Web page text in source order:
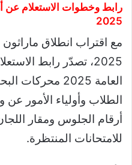
رابط وخطوات الاستعلام عن
2025
مع اقتراب انطلاق ماراثون
2025، تصدّر رابط
العامة 2025
الطلاب وأولياء الأمور
أرقام الجلوس ومقار
للامتحانات المنتظرة.